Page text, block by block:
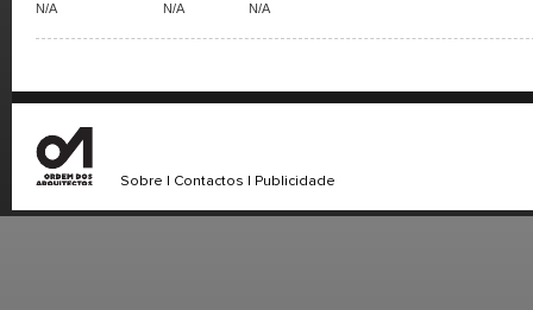
N/A N/A N/A
Sobre Contactos Publicidade